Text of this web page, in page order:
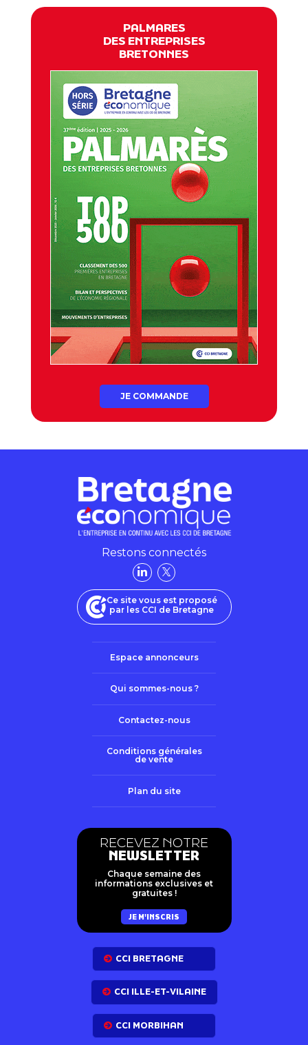
PALMARES
DES ENTREPRISES
BRETONNES
JE COMMANDE
Restons connectés
Ce site vous est proposé
par les CCI de Bretagne
Espace annonceurs
Qui sommes-nous ?
Contactez-nous
Conditions générales
de vente
Plan du site
RECEVEZ NOTRE
NEWSLETTER
Chaque semaine des
informations exclusives et
gratuites !
JE M'INSCRIS
CCI BRETAGNE
CCI ILLE-ET-VILAINE
CCI MORBIHAN